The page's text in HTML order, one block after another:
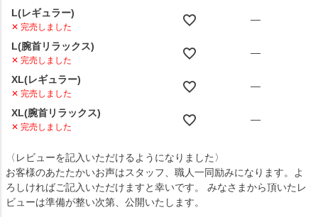
L(レギュラー)
✕ 完売しました
—
L(腕首リラックス)
✕ 完売しました
—
XL(レギュラー)
✕ 完売しました
—
XL(腕首リラックス)
✕ 完売しました
—
〈レビューを記入いただけるようになりました〉
お客様のあたたかいお声はスタッフ、職人一同励みになります。よ
ろしければご記入いただけますと幸いです。 みなさまから頂いたレ
ビューは準備が整い次第、公開いたします。